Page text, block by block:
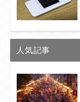
人気記事